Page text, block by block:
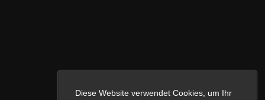
Diese Website verwendet Cookies, um Ihr